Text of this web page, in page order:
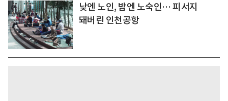
낮엔 노인, 밤엔 노숙인… 피서지
돼버린 인천공항